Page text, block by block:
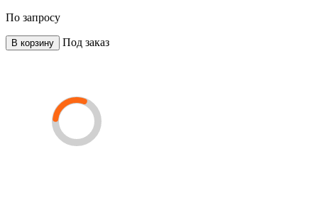
По запросу
В корзину Под заказ